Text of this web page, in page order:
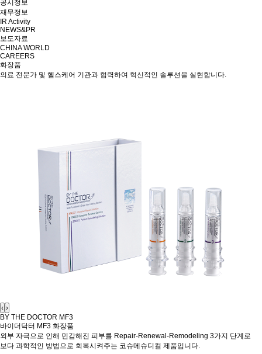
공시정보
재무정보
IR Activity
NEWS&PR
보도자료
CHINA WORLD
CAREERS
화장품
의료 전문가 및 헬스케어 기관과 협력하여 혁신적인 솔루션을 실현합니다.
‹ ›
BY THE DOCTOR MF3
바이더닥터 MF3 화장품
외부 자극으로 인해 민감해진 피부를 Repair-Renewal-Remodeling 3가지 단계로
보다 과학적인 방법으로 회복시켜주는 코슈메슈디컬 제품입니다.